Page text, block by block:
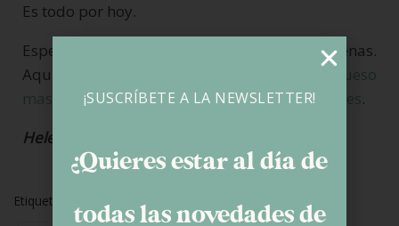
Es todo por hoy.
Espero que os hayan gustado estas magdalenas.
Aquí dejo la receta de unos
muffins de queso
mascarpone y avellanas que son espectaculares.
Helena
Etiquetas: Bizcochos Harina De Arroz
¡SUSCRÍBETE A LA NEWSLETTER!
¿Quieres estar al día de
todas las novedades de